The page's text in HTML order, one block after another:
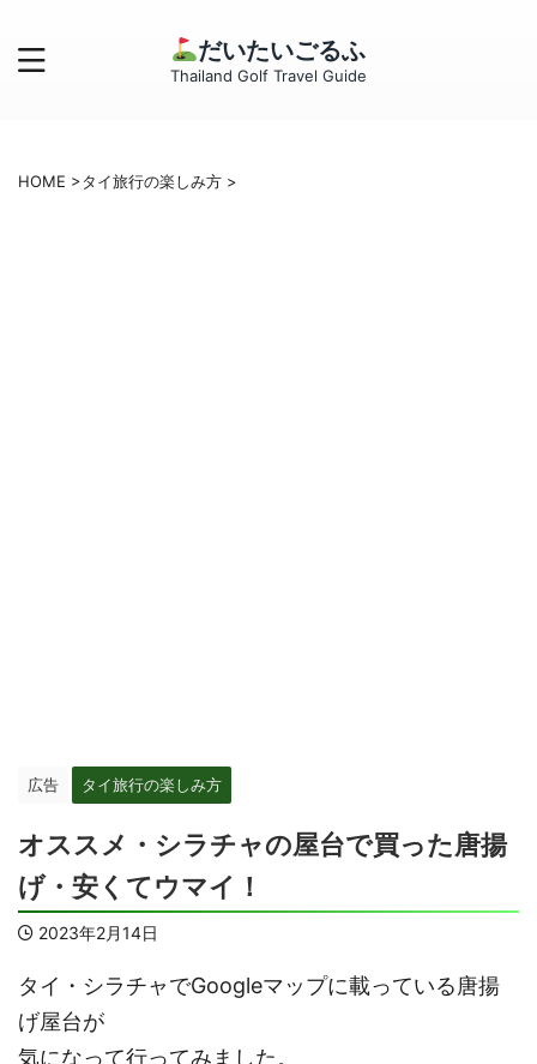
だいたいごるふ
Thailand Golf Travel Guide
HOME >タイ旅行の楽しみ方 >
広告 タイ旅行の楽しみ方
オススメ・シラチャの屋台で買った唐揚
げ・安くてウマイ！
2023年2月14日
タイ・シラチャでGoogleマップに載っている唐揚
げ屋台が
気になって行ってみました。